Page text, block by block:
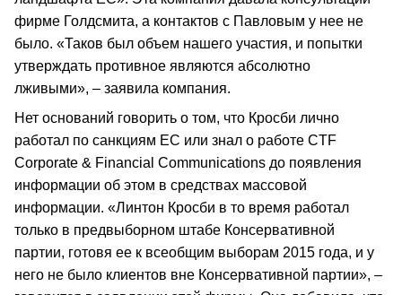
фирме Голдсмита, а контактов с Павловым у нее не
было. «Таков был объем нашего участия, и попытки
утверждать противное являются абсолютно
лживыми», – заявила компания.
Нет оснований говорить о том, что Кросби лично
работал по санкциям ЕС или знал о работе CTF
Corporate & Financial Communications до появления
информации об этом в средствах массовой
информации. «Линтон Кросби в то время работал
только в предвыборном штабе Консервативной
партии, готовя ее к всеобщим выборам 2015 года, и у
него не было клиентов вне Консервативной партии», –